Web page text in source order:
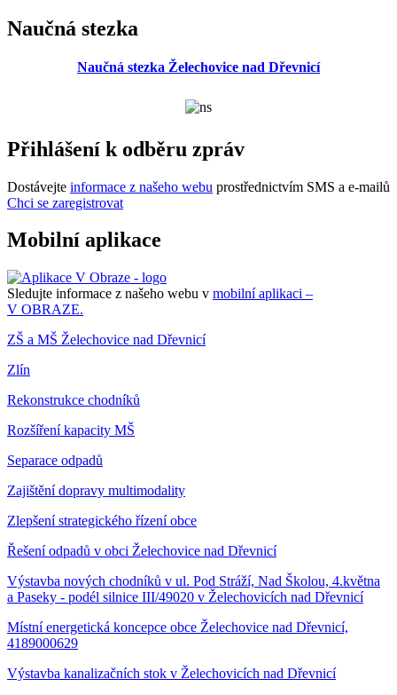
Naučná stezka
Naučná stezka Želechovice nad Dřevnicí
Přihlášení k odběru zpráv
Dostávejte informace z našeho webu prostřednictvím SMS a e-mailů
Chci se zaregistrovat
Mobilní aplikace
Sledujte informace z našeho webu v mobilní aplikaci –
V OBRAZE.
ZŠ a MŠ Želechovice nad Dřevnicí
Zlín
Rekonstrukce chodníků
Rozšíření kapacity MŠ
Separace odpadů
Zajištění dopravy multimodality
Zlepšení strategického řízení obce
Řešení odpadů v obci Želechovice nad Dřevnicí
Výstavba nových chodníků v ul. Pod Stráží, Nad Školou, 4.května
a Paseky - podél silnice III/49020 v Želechovicích nad Dřevnicí
Místní energetická koncepce obce Želechovice nad Dřevnicí,
4189000629
Výstavba kanalizačních stok v Želechovicích nad Dřevnicí